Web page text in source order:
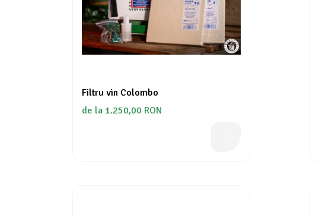
Filtru vin Colombo
de la 1.250,00 RON